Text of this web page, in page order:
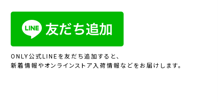
ONLY公式LINEを友だち追加すると、
新着情報やオンラインストア入荷情報などをお届けします。